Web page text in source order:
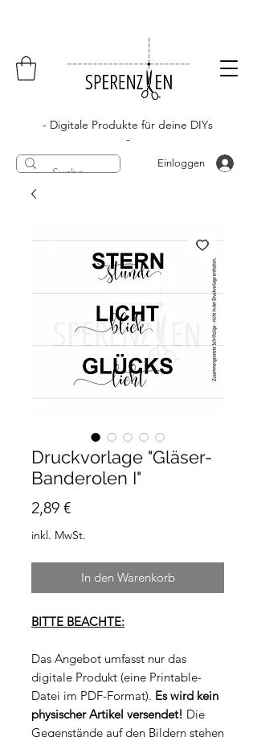
- Digitale Produkte für deine DIYs
-
Einloggen
Druckvorlage "Gläser-
Banderolen I"
2,89 €Preis
inkl. MwSt.
In den Warenkorb
BITTE BEACHTE:
Das Angebot umfasst nur das
digitale Produkt (eine Printable-
Datei im PDF-Format). Es wird kein
physischer Artikel versendet! Die
Gegenstände auf den Bildern stehen